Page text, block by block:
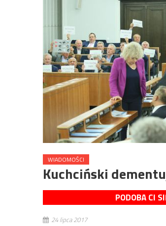
WIADOMOŚCI
Kuchciński
PODOBA CI
24 lipca 2017